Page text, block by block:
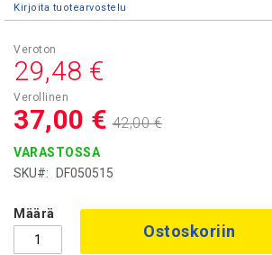
Kirjoita tuotearvostelu
Asiakashinta
37,00 €
29,48 €
42,00 €
VARASTOSSA
SKU
DF050515
Määrä
Ostoskoriin
beginning
the
images
gallery